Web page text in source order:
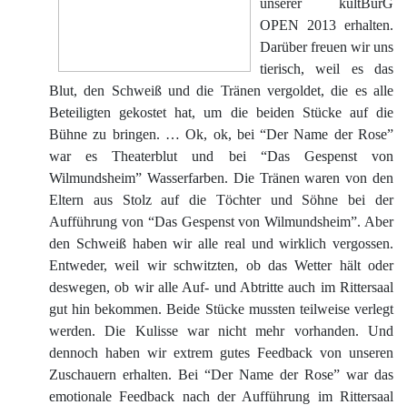
unserer kultBurG
OPEN 2013 erhalten.
Darüber freuen wir uns
tierisch, weil es das
Blut, den Schweiß und die Tränen vergoldet, die es alle
Beteiligten gekostet hat, um die beiden Stücke auf die
Bühne zu bringen. … Ok, ok, bei “Der Name der Rose”
war es Theaterblut und bei “Das Gespenst von
Wilmundsheim” Wasserfarben. Die Tränen waren von den
Eltern aus Stolz auf die Töchter und Söhne bei der
Aufführung von “Das Gespenst von Wilmundsheim”. Aber
den Schweiß haben wir alle real und wirklich vergossen.
Entweder, weil wir schwitzten, ob das Wetter hält oder
deswegen, ob wir alle Auf- und Abtritte auch im Rittersaal
gut hin bekommen. Beide Stücke mussten teilweise verlegt
werden. Die Kulisse war nicht mehr vorhanden. Und
dennoch haben wir extrem gutes Feedback von unseren
Zuschauern erhalten. Bei “Der Name der Rose” war das
emotionale Feedback nach der Aufführung im Rittersaal